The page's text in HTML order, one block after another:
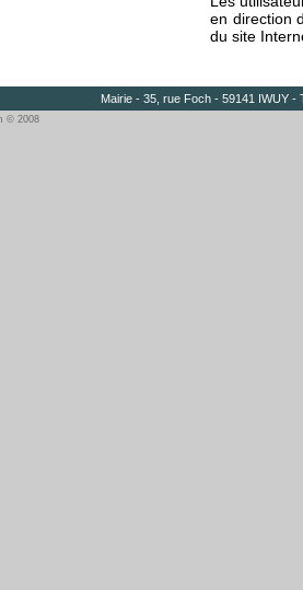
en direction
du site
Mairie - 35, rue Foch - 59141 IWUY -
© 2008